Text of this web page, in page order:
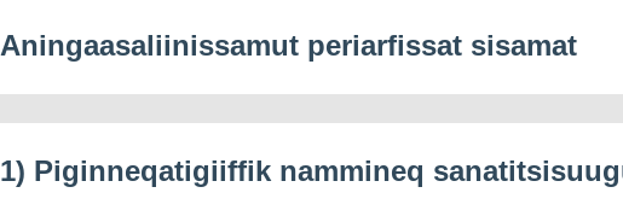
Aningaasaliinissamut periarfissat sisamat
1) Piginneqatigiiffik nammineq